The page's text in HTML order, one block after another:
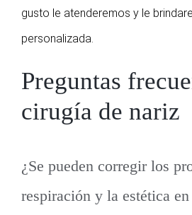
gusto le atenderemos y le
personalizada.
Preguntas
cirugía de nariz
¿Se pueden corregir los
respiración y la estética